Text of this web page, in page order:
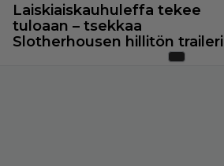
Laiskiaiskauhuleffa tekee
tuloaan – tsekkaa
Slotherhousen hillitön traileri